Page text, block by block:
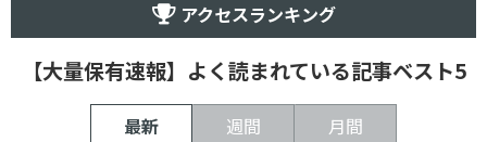
アクセスランキング
【大量保有速報】よく読まれている記事ベスト5
最新 週間 月間